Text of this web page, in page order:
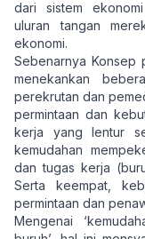
dari sistem
uluran tangan
ekonomi.
Sebenarnya Konsep
menekankan
perekrutan dan
permintaan dan
kerja yang lentur
kemudahan
dan tugas kerja
Serta keempat,
permintaan dan
Mengenai